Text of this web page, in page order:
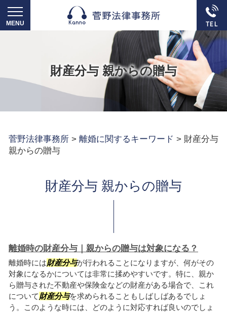
財産分与 親からの贈与
菅野法律事務所 > 離婚に関するキーワード > 財産分与
親からの贈与
財産分与 親からの贈与
離婚時の財産分与｜親からの贈与は対象になる？
離婚時には財産分与が行われることになりますが、何がその
対象になるかについては非常に揉めやすいです。特に、親か
ら贈与された不動産や保険金などの財産がある場合で、これ
について財産分与を求められることもしばしばあるでしょ
う。このような時には、どのように対応すれば良いのでしょ